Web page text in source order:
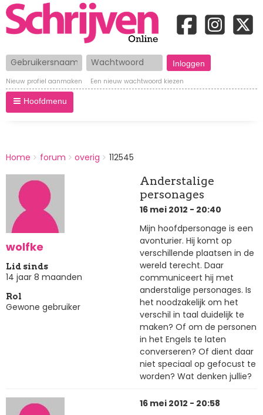
Gebruikersnaam Wachtwoord
Nieuw profiel aanmaken Een nieuw wachtwoord kiezen
Hoofdmenu
BREADCRUMBS
You
here:
Home forum overig 112545
wolfke
Lid sinds
14 jaar 8 maanden
Rol
Gewone gebruiker
Anderstalige
personages
16 mei 2012 - 20:40
Mijn hoofdpersonage is een
avonturier. Hij komt op
verschillende plaatsen in de
wereld terecht. Daar
communiceert hij met
anderstalige personages. Is
het noodzakelijk om het
verschil in taal duidelijk te
maken? Of om de personen
in het Engels te laten
converseren? Of dient daar
niet speciaal op gefocust te
worden? Wat denken jullie?
16 mei 2012 - 20:58